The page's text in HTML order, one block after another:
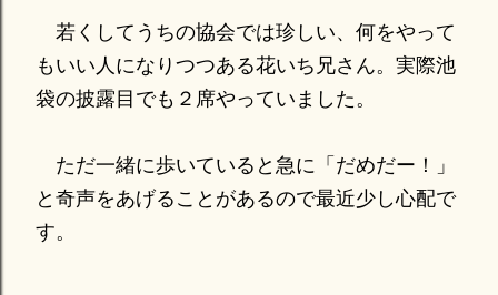
若くしてうちの協会では珍しい、何をやって
もいい人になりつつある花いち兄さん。実際池
袋の披露目でも２席やっていました。
ただ一緒に歩いていると急に「だめだー！」
と奇声をあげることがあるので最近少し心配で
す。